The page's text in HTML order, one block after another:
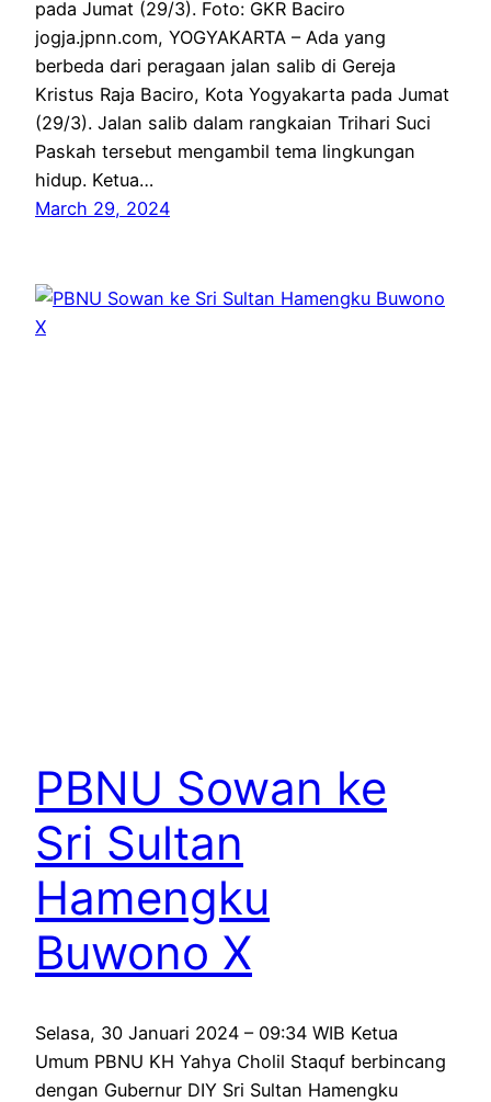
pada Jumat (29/3). Foto: GKR Baciro
jogja.jpnn.com, YOGYAKARTA – Ada yang
berbeda dari peragaan jalan salib di Gereja
Kristus Raja Baciro, Kota Yogyakarta pada Jumat
(29/3). Jalan salib dalam rangkaian Trihari Suci
Paskah tersebut mengambil tema lingkungan
hidup. Ketua…
March 29, 2024
PBNU Sowan ke
Sri Sultan
Hamengku
Buwono X
Selasa, 30 Januari 2024 – 09:34 WIB Ketua
Umum PBNU KH Yahya Cholil Staquf berbincang
dengan Gubernur DIY Sri Sultan Hamengku